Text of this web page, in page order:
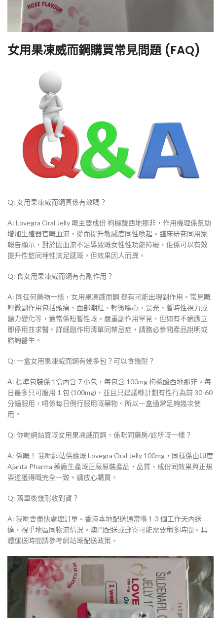
女用果凍威而鋼購買常見問題 (FAQ)
Q: 女用果凍威而鋼真係有效嗎？
A: Lovegra Oral Jelly 嘅主要成份 枸櫞酸西地那非，作用機理係幫助
增加生殖器官嘅血流，從而提升敏感度同性喚起。臨床研究同用家
報告顯示，對於因血流不足導致嘅女性性功能障礙，佢係可以有效
提升性慾同埋性滿足感嘅。但效果因人而異。
Q: 食女用果凍威而鋼有冇副作用？
A: 同任何藥物一樣，女用果凍威而鋼 都有可能出現副作用。常見嘅
輕微副作用包括頭痛、面部潮紅、輕微噁心、畏光、暫時性視力或
聽力變化等，通常係短暫性嘅。嚴重副作用罕見，但如有不適應立
即停用並求醫。詳細副作用清單同禁忌症，請務必參閱產品說明或
諮詢醫生。
Q: 一盒女用果凍威而鋼有幾多包？可以食幾耐？
A: 標準包裝係 1盒內含 7 小包，每包含 100mg 枸櫞酸西地那非。每
日最多只可服用 1 包 (100mg)，並且只建議喺計劃有性行為前 30-60
分鐘服用，唔係每日例行服用嘅藥物。所以一盒通常足夠幾次使
用。
Q: 你哋網站買嘅女用果凍威而鋼，係咪同藥房/診所嘅一樣？
A: 係嘅！ 我哋網站供應嘅 Lovegra Oral Jelly 100mg，同樣係由印度
Ajanta Pharma 藥廠生產嘅正廠原裝產品，品質、成份同效果與正規
渠道獲得嘅完全一致。請放心購買。
Q: 落單後幾耐收到貨？
A: 我哋會盡快處理訂單。香港本地配送通常喺 1-3 個工作天內送
達，視乎地區同物流情況。澳門配送或郵寄可能需要稍多時間。具
體運送時間請參考網站嘅配送政策。